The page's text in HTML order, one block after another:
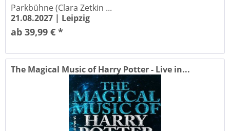
Parkbühne (Clara Zetkin ...
21.08.2027 | Leipzig
ab 39,99 € *
The Magical Music of Harry Potter - Live in...